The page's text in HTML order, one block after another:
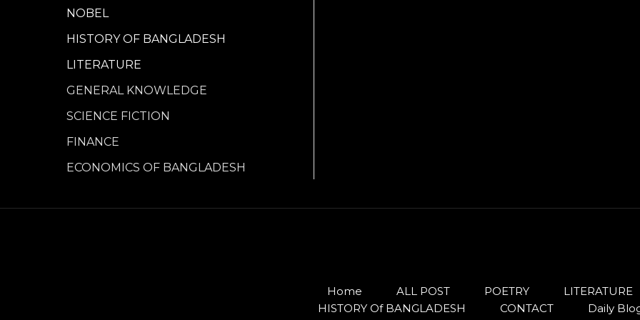
NOBEL
HISTORY OF BANGLADESH
LITERATURE
GENERAL KNOWLEDGE
SCIENCE FICTION
FINANCE
ECONOMICS OF BANGLADESH
Home ALL POST POETRY
LITERATURE
HISTORY Of BANGLADESH
CONTACT Daily